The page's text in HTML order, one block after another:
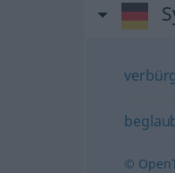
©